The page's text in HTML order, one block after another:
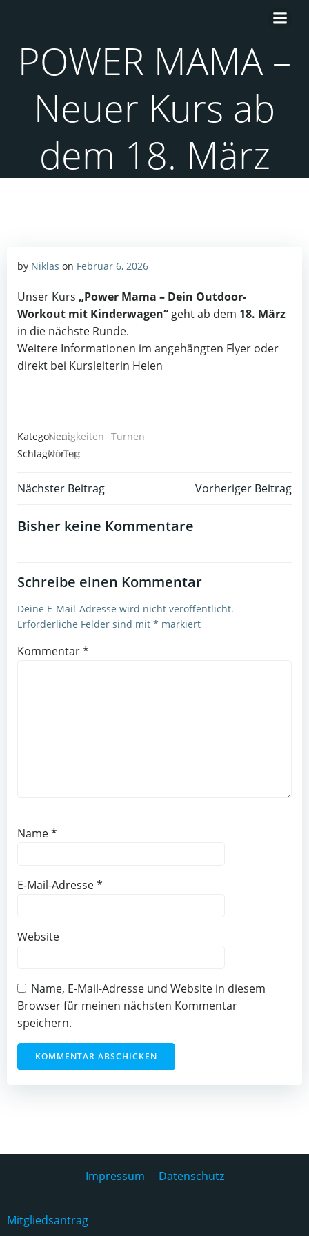
POWER MAMA –
Neuer Kurs ab
dem 18. März
by Niklas on Februar 6, 2026
Unser Kurs „Power Mama – Dein Outdoor-
Workout mit Kinderwagen“ geht ab dem 18. März
in die nächste Runde.
Weitere Informationen im angehängten Flyer oder
direkt bei Kursleiterin Helen
Kategorien:Neuigkeiten Turnen
Schlagwörter:
No Tag
Post
navigation
Nächster Beitrag
Post
navigation
Vorheriger Beitrag
Bisher keine Kommentare
Schreibe einen Kommentar
Deine E-Mail-Adresse wird nicht veröffentlicht.
Erforderliche Felder sind mit * markiert
Kommentar*
Name*
E-Mail-Adresse*
Website
Name, E-Mail-Adresse und Website in diesem
Browser für meinen nächsten Kommentar
speichern.
Impressum Datenschutz
Mitgliedsantrag